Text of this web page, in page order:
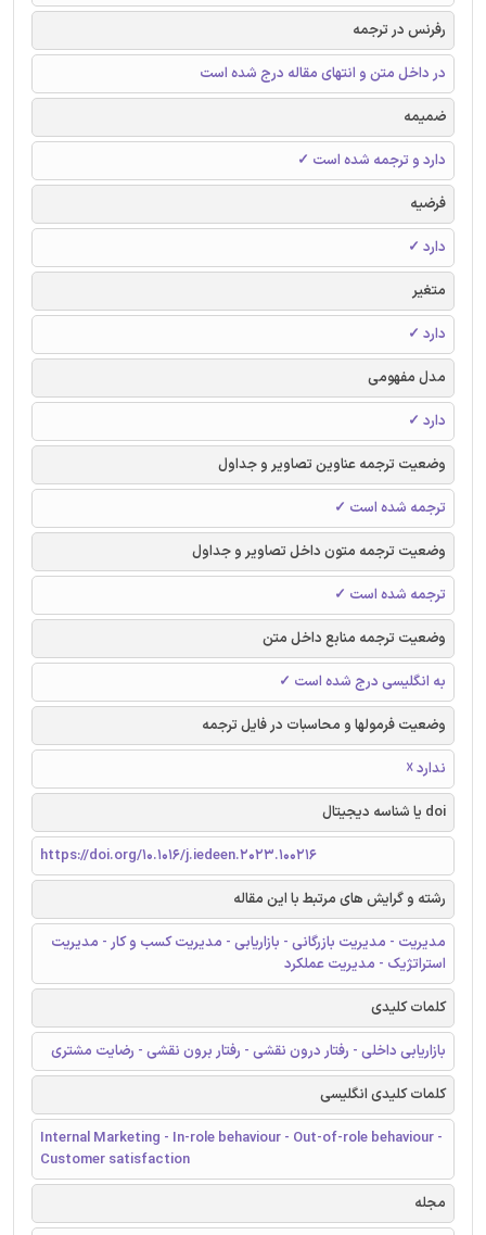
رفرنس در ترجمه
در داخل متن و انتهای مقاله درج شده است
ضمیمه
دارد و ترجمه شده است ✓
فرضیه
دارد ✓
متغیر
دارد ✓
مدل مفهومی
دارد ✓
وضعیت ترجمه عناوین تصاویر و جداول
ترجمه شده است ✓
وضعیت ترجمه متون داخل تصاویر و جداول
ترجمه شده است ✓
وضعیت ترجمه منابع داخل متن
به انگلیسی درج شده است ✓
وضعیت فرمولها و محاسبات در فایل ترجمه
ندارد ☓
doi یا شناسه دیجیتال
https://doi.org/10.1016/j.iedeen.2023.100216
رشته و گرایش های مرتبط با این مقاله
مدیریت - مدیریت بازرگانی - بازاریابی - مدیریت کسب و کار - مدیریت
استراتژیک - مدیریت عملکرد
کلمات کلیدی
بازاریابی داخلی - رفتار درون نقشی - رفتار برون نقشی - رضایت مشتری
کلمات کلیدی انگلیسی
Internal Marketing - In-role behaviour - Out-of-role behaviour -
Customer satisfaction
مجله